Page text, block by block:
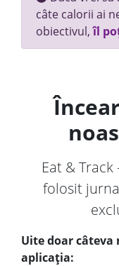
câte calorii ai
obiectivul,îl
Eat &
folosit
Uite doar câteva
aplicația: